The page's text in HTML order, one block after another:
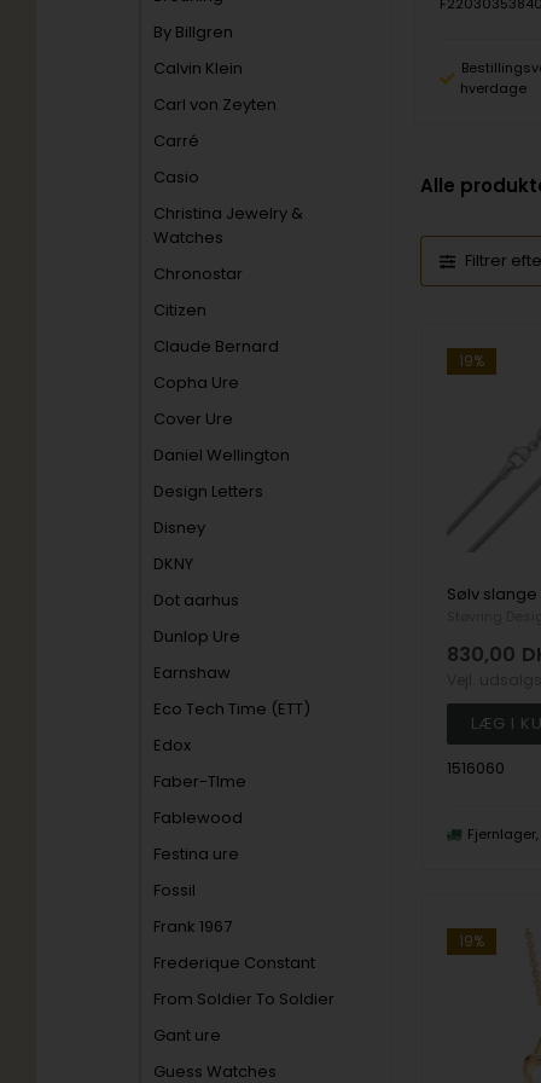
By Billgren
Calvin Klein
Carl von Zeyten
Carré
Casio
Christina Jewelry &
Watches
Chronostar
Citizen
Claude Bernard
Copha Ure
Cover Ure
Daniel Wellington
Design Letters
Disney
DKNY
Dot aarhus
Dunlop Ure
Earnshaw
Eco Tech Time (ETT)
Edox
Faber-TIme
Fablewood
Festina ure
Fossil
Frank 1967
Frederique Constant
From Soldier To Soldier
Gant ure
Guess Watches
Fjernlager, 3-5 hverdage
hverdage
Alle
Filtrer
19%
830,00
1516060
Fjernlager
19%